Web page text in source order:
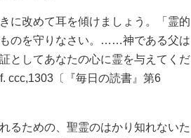
に改めて耳を傾けましょう。「霊的
のを守りなさい。……神である父は
としてあなたの心に霊を与えてくだ
ccc,1303〔『毎日の読書』第6
るための、聖霊のはかり知れないた